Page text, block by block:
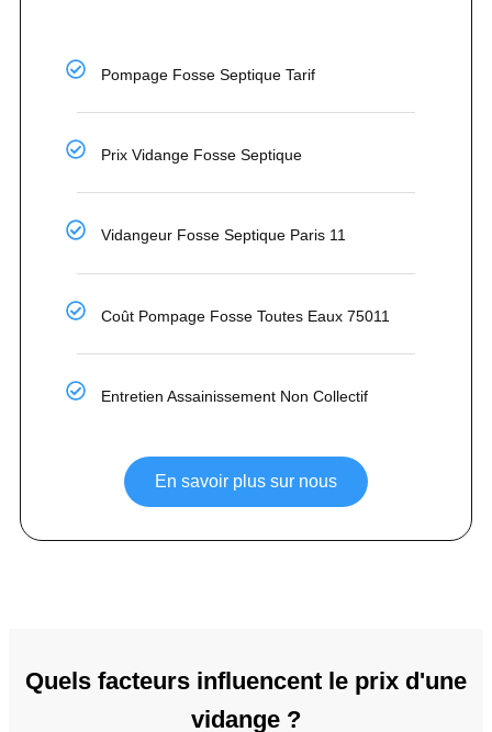
Pompage Fosse Septique Tarif
Prix Vidange Fosse Septique
Vidangeur Fosse Septique Paris 11
Coût Pompage Fosse Toutes Eaux 75011
Entretien Assainissement Non Collectif
En savoir plus sur nous
Quels facteurs influencent le prix d'une
vidange ?